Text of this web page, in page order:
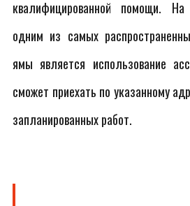
квалифицированной помощи.
одним из самых
ямы является использование
сможет приехать по указанному
запланированных работ.